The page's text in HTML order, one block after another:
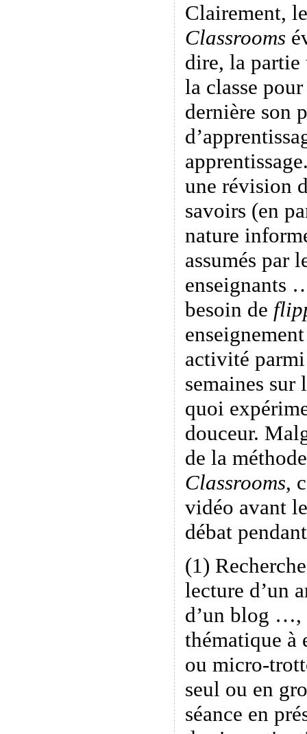
Clairement,
Classrooms
dire, la partie
la classe
dernière son
une révision
savoirs (en
nature
assumés par
enseignants
besoin de
activité parmi
semaines sur
quoi
douceur.
de la
Classrooms,
vidéo avant
débat
(1)
lecture d’un
d’un blog …,
thématique à
ou micro-
seul ou en
séance en